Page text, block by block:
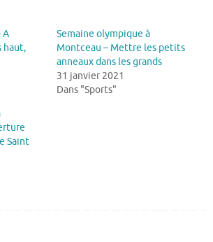
A
haut,
Semaine olympique à
Montceau – Mettre les petits
anneaux dans les grands
31 janvier 2021
Dans "Sports"
Saint